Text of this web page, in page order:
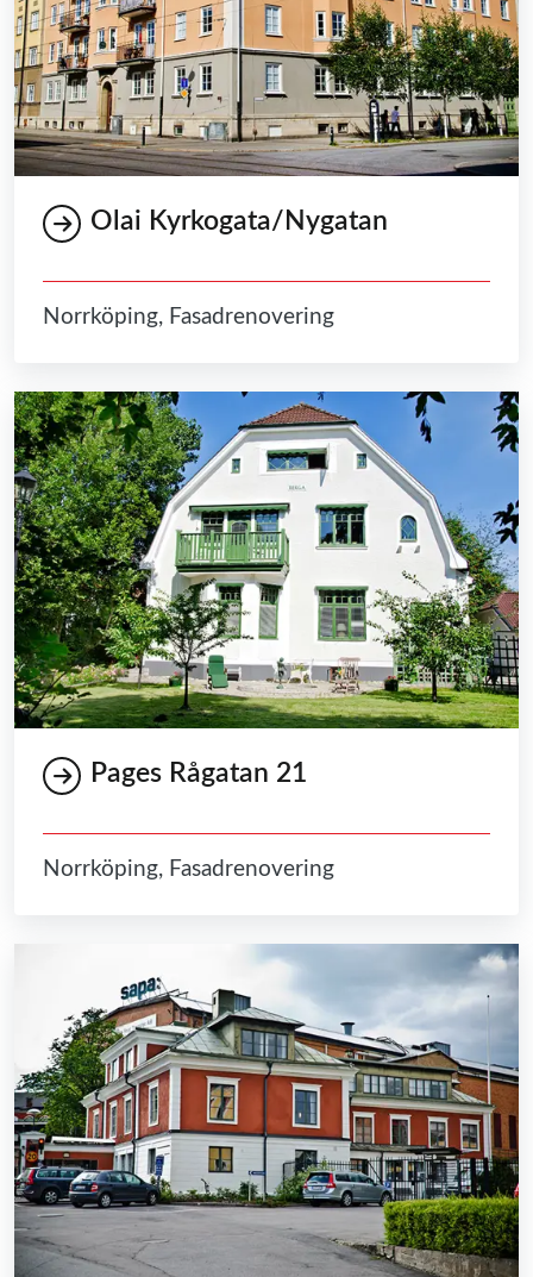
Olai Kyrkogata/Nygatan
Norrköping, Fasadrenovering
Pages Rågatan 21
Norrköping, Fasadrenovering